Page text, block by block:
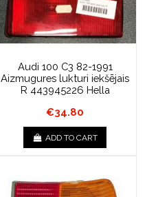
Audi 100 C3 82-1991
Aizmugures lukturi iekšējais
R 443945226 Hella
€34.80
ADD TO CART